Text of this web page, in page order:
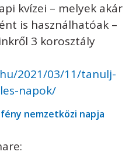
kvízei – melyek akár
is használhatóak –
3 korosztály
2021/03/11/tanulj-
napok/
fény nemzetközi napja